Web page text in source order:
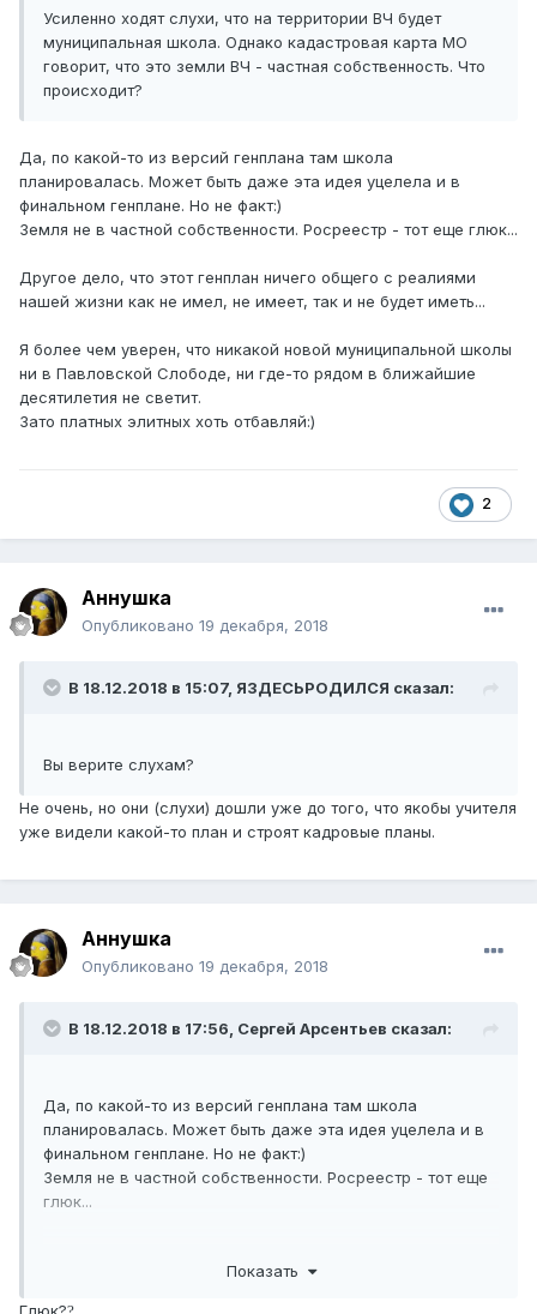
Усиленно ходят слухи, что на территории ВЧ будет
муниципальная школа. Однако кадастровая карта МО
говорит, что это земли ВЧ - частная собственность. Что
происходит?
Да, по какой-то из версий генплана там школа
планировалась. Может быть даже эта идея уцелела и в
финальном генплане. Но не факт:)
Земля не в частной собственности. Росреестр - тот еще глюк...
Другое дело, что этот генплан ничего общего с реалиями
нашей жизни как не имел, не имеет, так и не будет иметь...
Я более чем уверен, что никакой новой муниципальной школы
ни в Павловской Слободе, ни где-то рядом в ближайшие
десятилетия не светит.
Зато платных элитных хоть отбавляй:)
2
Аннушка
Опубликовано 19 декабря, 2018
В 18.12.2018 в 15:07, ЯЗДЕСЬРОДИЛСЯ сказал:
Вы верите слухам?
Не очень, но они (слухи) дошли уже до того, что якобы учителя
уже видели какой-то план и строят кадровые планы.
Аннушка
Опубликовано 19 декабря, 2018
В 18.12.2018 в 17:56, Сергей Арсентьев сказал:
Да, по какой-то из версий генплана там школа
планировалась. Может быть даже эта идея уцелела и в
финальном генплане. Но не факт:)
Земля не в частной собственности. Росреестр - тот еще
глюк...
реалиями нашей жизни как не имел, не имеет, так и не
Показать